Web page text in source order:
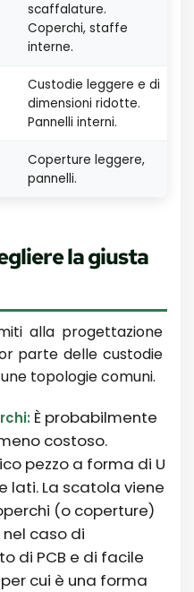
scaffalature.
Coperchi, staffe
interne.
Custodie leggere e di
dimensioni ridotte.
Pannelli interni.
Coperture leggere,
pannelli.
la giusta
alla progettazione
parte delle custodie
topologie comuni.
È probabilmente
costoso.
pezzo a forma di U
lati. La scatola viene
(o coperture)
caso di
di PCB e di facile
cui è una forma